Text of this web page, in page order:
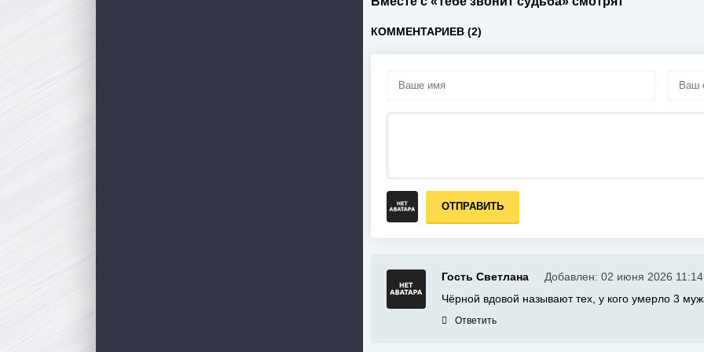
КОММЕНТАРИЕВ (2)
ОТПРАВИТЬ
Гость Светлана
Добавлен: 02 июня 2026 11:14
Чёрной вдовой называют тех, у кого умерло 3
Ответить